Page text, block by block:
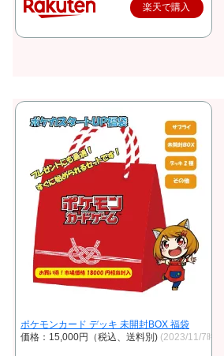
楽天で購入
ポケモンカード デッキ 未開封BOX 福袋
価格：15,000円（税込、送料別) (2023/11/7時点)